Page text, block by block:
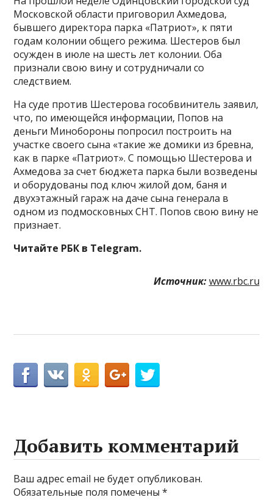
Московской области приговорил Ахмедова,
бывшего директора парка «Патриот», к пяти
годам колонии общего режима. Шестеров был
осужден в июле на шесть лет колонии. Оба
признали свою вину и сотрудничали со
следствием.
На суде против Шестерова гособвинитель заявил,
что, по имеющейся информации, Попов на
деньги Минобороны попросил построить на
участке своего сына «такие же домики из бревна,
как в парке «Патриот». С помощью Шестерова и
Ахмедова за счет бюджета парка были возведены
и оборудованы под ключ жилой дом, баня и
двухэтажный гараж на даче сына генерала в
одном из подмосковных СНТ. Попов свою вину не
признает.
Читайте РБК в Telegram.
Источник: www.rbc.ru
Добавить комментарий
Ваш адрес email не будет опубликован.
Обязательные поля помечены*